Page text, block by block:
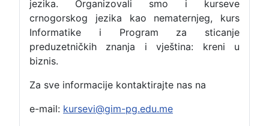
jezika. Organizovali smo i kurseve
crnogorskog jezika kao nematernjeg, kurs
Informatike i Program za sticanje
preduzetničkih znanja i vještina: kreni u
biznis.
Za sve informacije kontaktirajte nas na
e-mail: kursevi@gim-pg.edu.me